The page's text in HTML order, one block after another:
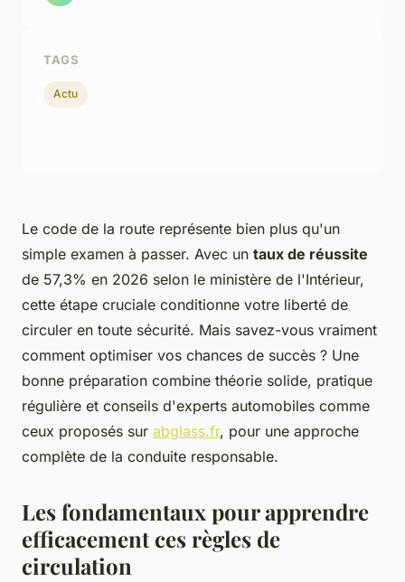
Le code de la route représente bien plus qu'un
simple examen à passer. Avec un taux de réussite
de 57,3% en 2026 selon le ministère de l'Intérieur,
cette étape cruciale conditionne votre liberté de
circuler en toute sécurité. Mais savez-vous vraiment
comment optimiser vos chances de succès ? Une
bonne préparation combine théorie solide, pratique
régulière et conseils d'experts automobiles comme
ceux proposés sur abglass.fr, pour une approche
complète de la conduite responsable.
Les fondamentaux pour apprendre
efficacement ces règles de
circulation
TAGS
Actu